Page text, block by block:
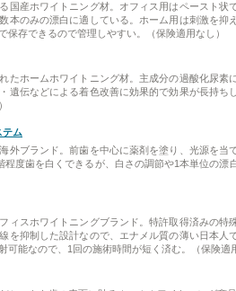
国産ホワイトニング材。オフィス用はペースト状
本のみの漂白に適している。ホーム用は刺激を抑
保存できるので管理しやすい。（保険適用なし）
たホームホワイトニング材。主成分の過酸化尿素
遺伝などによる着色改善に効果的で効果が長持ち
ム
外ブランド。前歯を中心に薬剤を塗り、光源を当
程度歯を白くできるが、白さの調節や1本単位の漂
ィスホワイトニングブランド。特許取得済みの特
を抑制した設計なので、エナメル質の薄い日本人
可能なので、1回の施術時間が短く済む。（保険適